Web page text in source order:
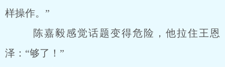
样操作。”
陈嘉毅感觉话题变得危险，他拉住王恩
泽：“够了！”